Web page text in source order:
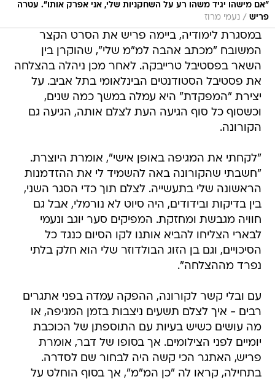
"אם מישהו יגיד משהו רע על השחקניות שלי, אני אפרק אותו". עטרה
פריש / נעמי מרוז
במסגרת לימודיה, ביימה פריש את הסרט הקצר
המשובח "מכתב אהבה למ"מ שלי", שהוקרן בין
השאר בפסטיבל טרייבקה. לאחר מכן ניהלה בהצלחה
את פסטיבל הסטודנטים הבינלאומי בתל אביב. על
יצירת "המפקדת" היא עמלה במשך כמה שנים,
וכשסוף כל סוף הגיעה העת לצלם אותה, הגיעה גם
הקורונה.
"לקחתי את המגיפה באופן אישי", אומרת היוצרת.
"חשבתי שהקורונה באה להשמיד לי את ההזדמנות
הראשונה שלי בתעשייה. לצלם תוך כדי הסגר השני,
בין בדיקות ובידודים, היה סיוט לא נורמלי, אבל גם
חוויה מגבשת ומחזקת. המפיקים סער יוגב ונעמי
לבארי הצליחו להביא אותנו לקו הסיום כנגד כל
הסיכויים, וגם בן הזוג הבולדוזר שלי הוא חלק בלתי
נפרד מההצלחה".
עם ובלי קשר לקורונה, ההפקה עמדה בפני אתגרים
רבים - איך לצלם תשעים ניצבות בזמן המגיפה, או
מה עושים כשיש בעיות עם התוספתן של הכוכבת
יומיים לפני הצילומים. אך בסופו של דבר, אומרת
פריש, האתגר הכי קשה היה לבחור שם לסדרה.
בתחילה, קראו לה "כן המ"מ", אך בסוף הוחלט על